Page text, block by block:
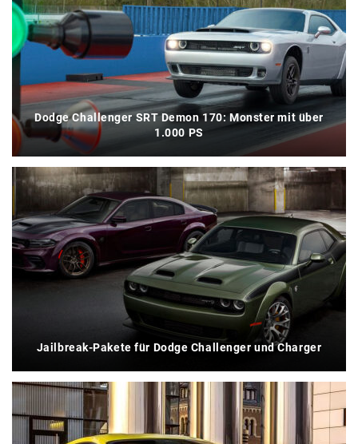
Dodge Challenger SRT Demon 170: Monster mit über
1.000 PS
Jailbreak-Pakete für Dodge Challenger und Charger